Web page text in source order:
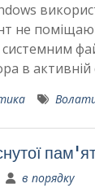
не
в
в порядку